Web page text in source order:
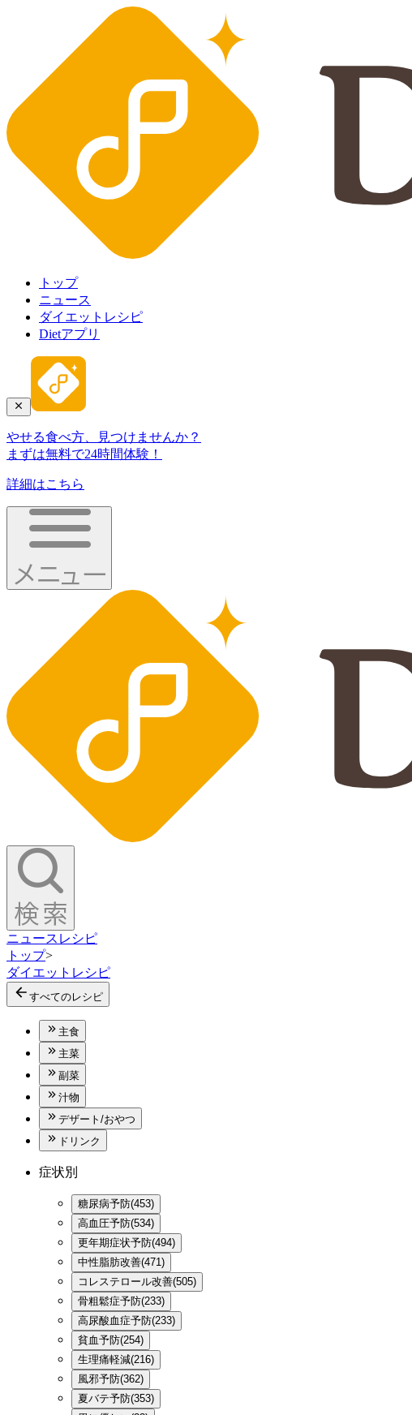
トップ
ニュース
ダイエットレシピ
Dietアプリ
やせる食べ方、見つけませんか？
まずは無料で24時間体験！
詳細はこちら
ニュース レシピ
トップ>
ダイエットレシピ
すべてのレシピ
主食
主菜
副菜
汁物
デザート/おやつ
ドリンク
症状別
糖尿病予防(453)
高血圧予防(534)
更年期症状予防(494)
中性脂肪改善(471)
コレステロール改善(505)
骨粗鬆症予防(233)
高尿酸血症予防(233)
貧血予防(254)
生理痛軽減(216)
風邪予防(362)
夏バテ予防(353)